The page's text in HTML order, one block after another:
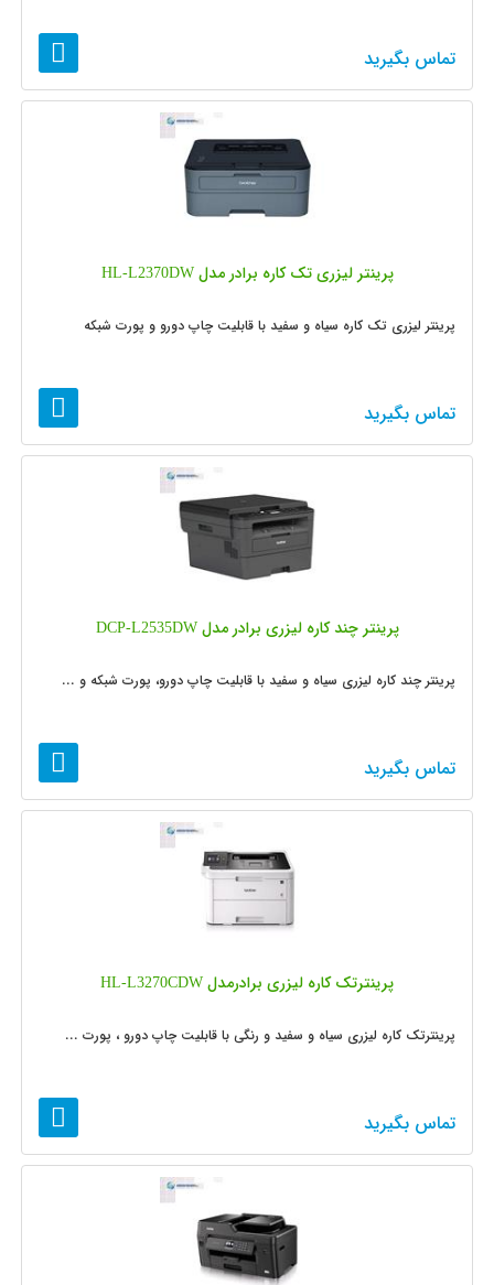
تماس بگیرید
پرینتر لیزری تک کاره برادر مدل HL-L2370DW
پرینتر لیزری تک کاره سیاه و سفید با قابلیت چاپ دورو و پورت شبکه
تماس بگیرید
پرینتر چند کاره لیزری برادر مدل DCP-L2535DW
پرینتر چند کاره لیزری سیاه و سفید با قابلیت چاپ دورو، پورت شبکه و ...
تماس بگیرید
پرینترتک کاره لیزری برادرمدل HL-L3270CDW
پرینترتک کاره لیزری سیاه و سفید و رنگی با قابلیت چاپ دورو ، پورت ...
تماس بگیرید